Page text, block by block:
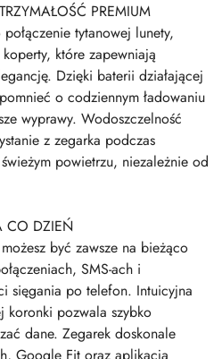
PREMIUM
tytanowej lunety,
które zapewniają
Dzięki baterii działającej
o codziennym ładowaniu
wyprawy. Wodoszczelność
z zegarka podczas
powietrzu, niezależnie od
CO DZIEŃ
być zawsze na bieżąco
SMS-ach i
sięgania po telefon. Intuicyjna
koronki pozwala szybko
dane. Zegarek doskonale